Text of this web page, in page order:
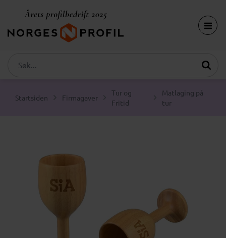
Startsiden Firmagaver
Tur og
Fritid
Matlaging på
tur